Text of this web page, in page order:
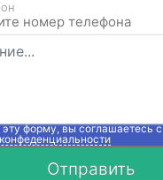
форму, вы соглашаетесь с
Отправить